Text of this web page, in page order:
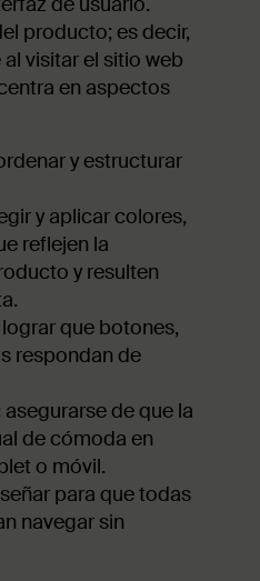
producto; es decir,
visitar el sitio web
en aspectos
y estructurar
y aplicar colores,
reflejen la
y resulten
lograr que botones,
respondan de
asegurarse de que la
de cómoda en
o móvil.
para que todas
navegar sin